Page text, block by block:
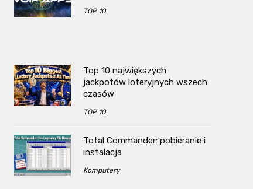
TOP 10
Top 10 największych
jackpotów loteryjnych wszech
czasów
TOP 10
Total Commander: pobieranie i
instalacja
Komputery